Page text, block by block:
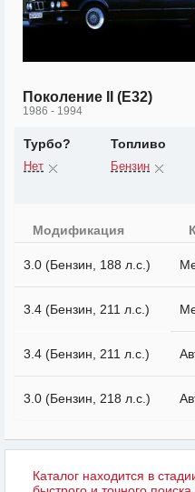
Поколение II (E32)
1986 - 1994
Турбо?
Нет
Топливо
Бензин
Модификация
3.0 (Бензин, 188 л.с.)
3.4 (Бензин, 211 л.с.)
3.4 (Бензин, 211 л.с.)
3.0 (Бензин, 218 л.с.)
Каталог находится в